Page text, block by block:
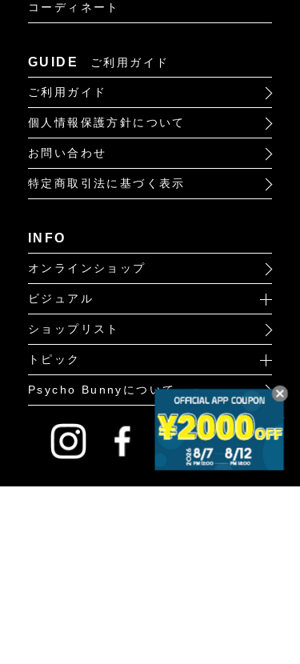
コーディネート
GUIDE ご利用ガイド
ご利用ガイド
個人情報保護方針について
お問い合わせ
特定商取引法に基づく表示
INFO
オンラインショップ
ビジュアル
ショップリスト
トピック
Psycho Bunnyについて